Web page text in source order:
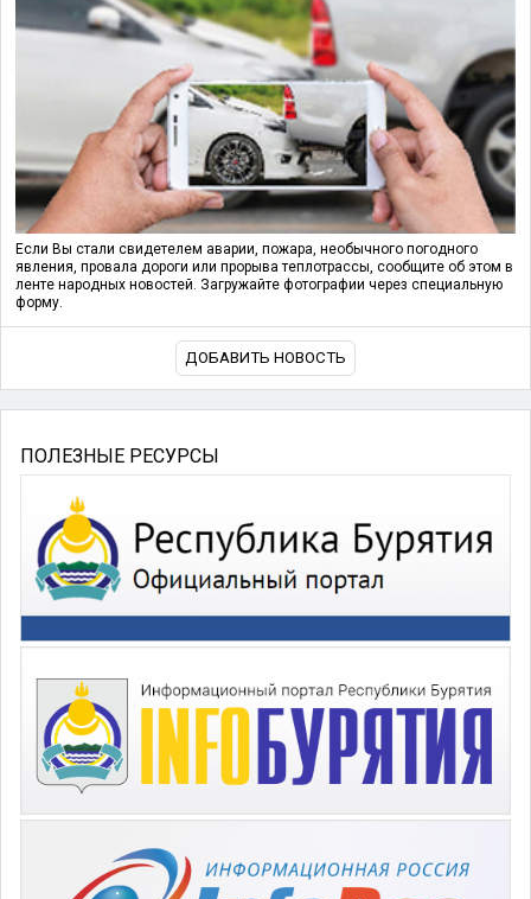
Если Вы стали свидетелем аварии, пожара, необычного погодного
явления, провала дороги или прорыва теплотрассы, сообщите об этом в
ленте народных новостей. Загружайте фотографии через специальную
форму.
ДОБАВИТЬ НОВОСТЬ
ПОЛЕЗНЫЕ РЕСУРСЫ